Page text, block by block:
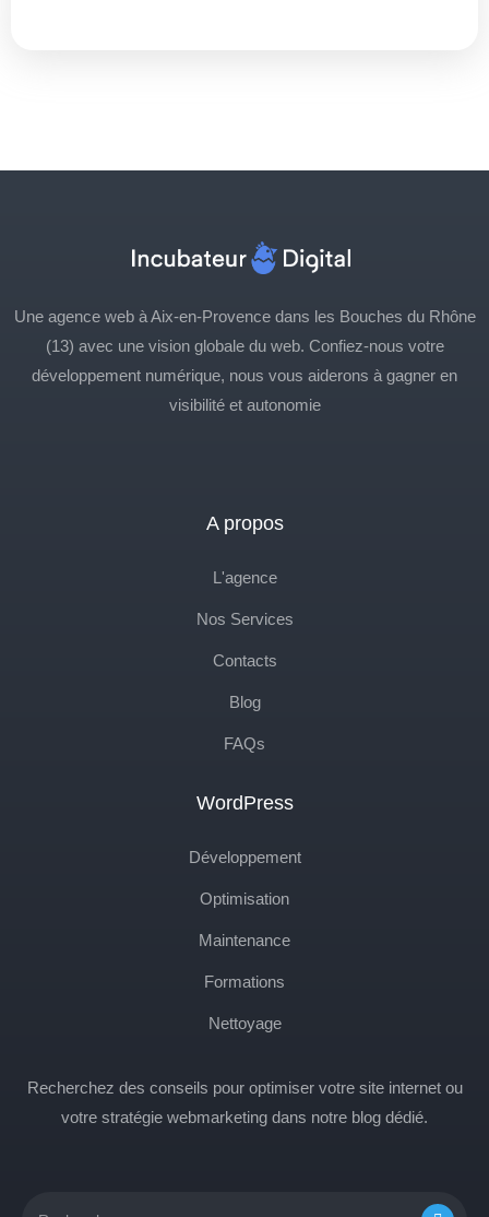
Une agence web à Aix-en-Provence dans les Bouches du Rhône
(13) avec une vision globale du web. Confiez-nous votre
développement numérique, nous vous aiderons à gagner en
visibilité et autonomie
A propos
L'agence
Nos Services
Contacts
Blog
FAQs
WordPress
Développement
Optimisation
Maintenance
Formations
Nettoyage
Recherchez des conseils pour optimiser votre site internet ou
votre stratégie webmarketing dans notre blog dédié.